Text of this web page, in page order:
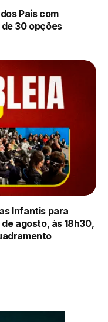
Pais com
30 opções
Infantis para
agosto, às 18h30,